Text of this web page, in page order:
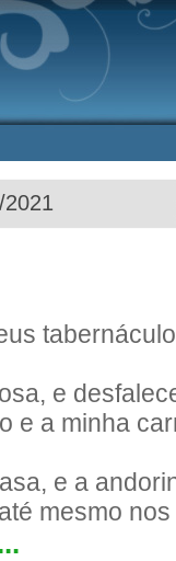
e
e a minha
e a
mesmo